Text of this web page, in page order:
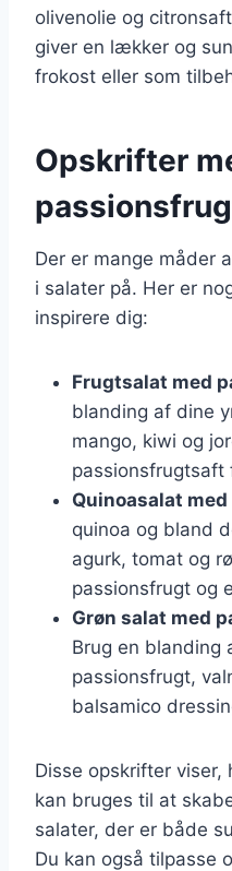
olivenolie og
giver en lækker og
frokost eller som
Opskrifter
Der er mange måder
i salater på. Her er
inspirere dig:
Frugtsalat med
blanding af dine
mango, kiwi og
passionsfrugtsaft
Quinoasalat
quinoa og bland
agurk, tomat og
passionsfrugt og
Grøn salat med
Brug en
passionsfrugt,
balsamico
Disse opskrifter
kan bruges til at
salater, der er både
Du kan også tilpasse